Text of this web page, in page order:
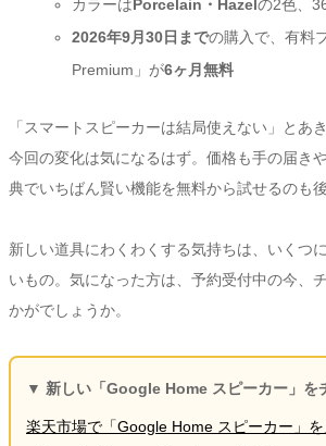
カラーは Porcelain・Hazelの2色、
2026年9月30日までの購入で、有料
Premium」が6ヶ月無料
「スマートスピーカーは結局使えない」とあ
今回の変化は気になるはず。価格も手の届き
典でいちばん賢い機能を無料から試せるのも
新しい道具にわくわくする気持ちは、いくつ
いもの。気になった方は、予約受付中の今、
かがでしょうか。
▼ 新しい「Google Home スピーカー」を
楽天市場で「Google Home スピーカー」を